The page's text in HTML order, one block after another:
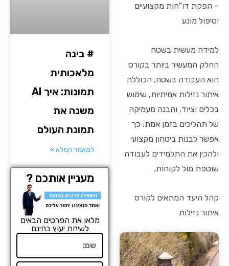
– הפקת דו"חות מקצועיים
וטיפול מונע
למידה מעשית בשטח
החלק המעשיר ביותר בקורס
הוא העבודה בשטח, הכוללת
איתור נזילות אמיתיות, שימוש
בכלים וציוד, והבנה מעמיקה
של תהליכים בזמן אמת. כך
אפשר לבנות ביטחון מקצועי
ולהכין את התלמידים לעבודה
שוטפת מול לקוחות.
קהל היעד המתאים לקורס
איתור נזילות
# בינה
מלאכותית
תמונות: איך AI
משנה את
תמונת העולם
למאמר המלא »
מעניין אותכם ?
מלאו את הפרטים הבאים
לשיחת יעוץ בחינם